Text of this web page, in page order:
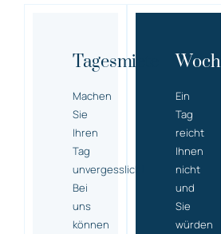
Tagesmiete
Machen
Sie
Ihren
Tag
unvergesslich!
Bei
uns
können
Ein
Tag
reicht
Ihnen
nicht
und
Sie
würden